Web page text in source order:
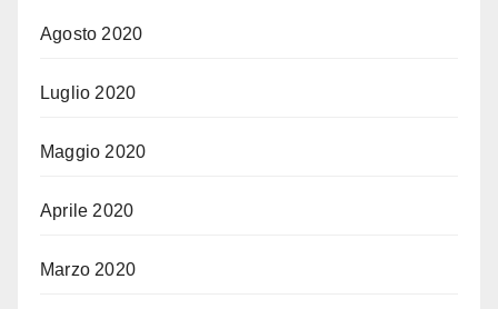
Agosto 2020
Luglio 2020
Maggio 2020
Aprile 2020
Marzo 2020